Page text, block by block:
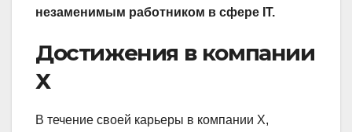
незаменимым работником в сфере IT.
Достижения в компании
Х
В течение своей карьеры в компании Х,